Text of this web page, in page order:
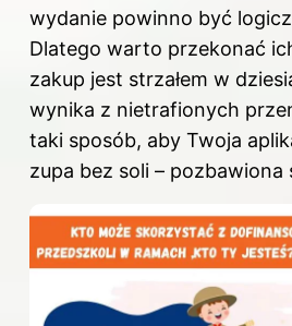
wydanie powinno być
Dlatego warto przekonać
zakup jest strzałem w
wynika z nietrafionych
taki sposób, aby Twoja
zupa bez soli –